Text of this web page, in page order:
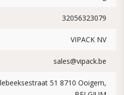
32056323079
VIPACK NV
sales@vipack.be
51 8710 Ooigem,